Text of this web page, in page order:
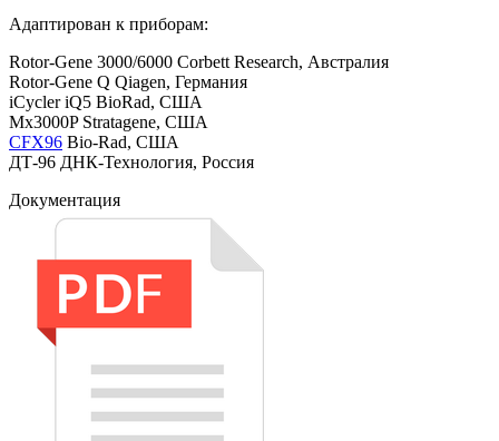
Адаптирован к приборам:
Rotor-Gene 3000/6000 Corbett Research, Австралия
Rotor-Gene Q Qiagen, Германия
iCycler iQ5 BioRad, США
Mx3000P Stratagene, США
CFX96 Bio-Rad, США
ДТ-96 ДНК-Технология, Россия
Документация